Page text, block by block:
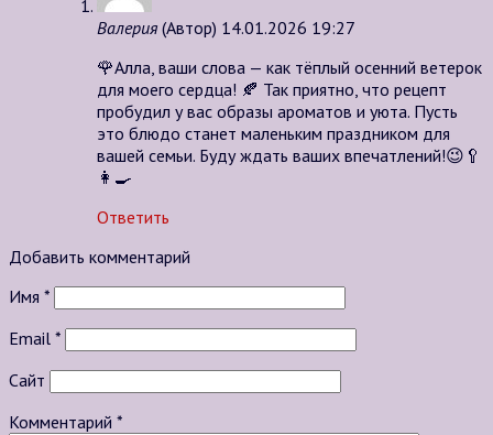
Валерия (Автор) 14.01.2026 19:27
🌹Алла, ваши слова — как тёплый осенний ветерок
для моего сердца! 🍂 Так приятно, что рецепт
пробудил у вас образы ароматов и уюта. Пусть
это блюдо станет маленьким праздником для
вашей семьи. Буду ждать ваших впечатлений!😉🥄
👩‍🍳
Ответить
Добавить комментарий
Имя *
Email *
Сайт
Комментарий *